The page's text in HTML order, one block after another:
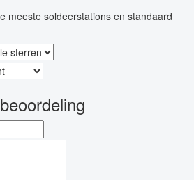
meeste soldeerstations en standaard